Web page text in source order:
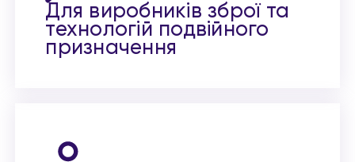
Для виробників зброї та
технологій подвійного
призначення